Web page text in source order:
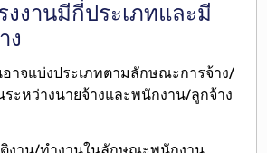
งานมีกี่ประเภทและมี
ง
าจแบ่งประเภทตามลักษณะการจ้าง/
ระหว่างนายจ้างและพนักงาน/ลูกจ้าง